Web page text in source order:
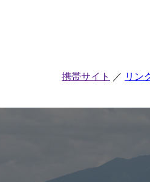
携帯サイト リン